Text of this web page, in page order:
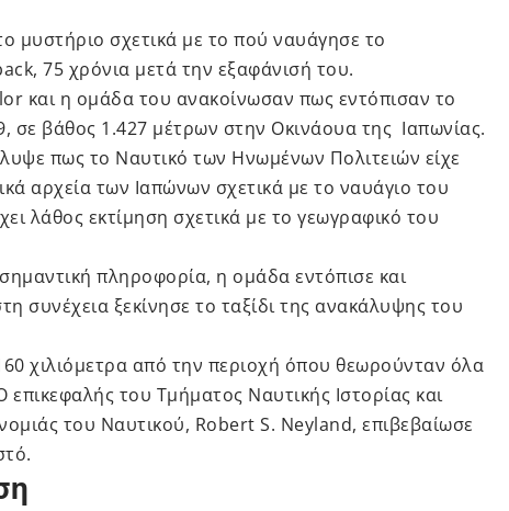
μυστήριο σχετικά με το πού ναυάγησε το
75 χρόνια μετά την εξαφάνισή του.
και η ομάδα του ανακοίνωσαν πως εντόπισαν το
σε βάθος 1.427 μέτρων στην Οκινάουα της Ιαπωνίας.
πως το Ναυτικό των Ηνωμένων Πολιτειών είχε
αρχεία των Ιαπώνων σχετικά με το ναυάγιο του
λάθος εκτίμηση σχετικά με το γεωγραφικό του
πληροφορία, η ομάδα εντόπισε και
συνέχεια ξεκίνησε το ταξίδι της ανακάλυψης του
χιλιόμετρα από την περιοχή όπου θεωρούνταν όλα
επικεφαλής του Τμήματος Ναυτικής Ιστορίας και
του Ναυτικού, Robert S. Neyland, επιβεβαίωσε